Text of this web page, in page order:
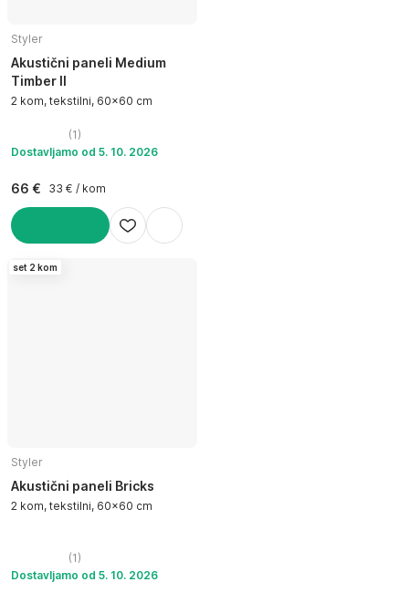
Styler
Akustični paneli Medium
Timber II
2 kom, tekstilni, 60x60 cm
(1 )
Dostavljamo od 5. 10. 2026
66 € 33 € / kom
set 2 kom
Styler
Akustični paneli Bricks
2 kom, tekstilni, 60x60 cm
(1 )
Dostavljamo od 5. 10. 2026